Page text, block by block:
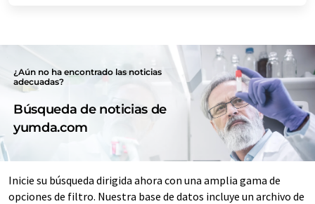
¿Aún no ha encontrado las noticias
adecuadas?
Búsqueda de noticias de
yumda.com
Inicie su búsqueda dirigida ahora con una amplia gama de
opciones de filtro. Nuestra base de datos incluye un archivo de